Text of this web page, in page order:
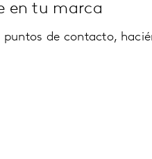
en tu marca
de contacto,